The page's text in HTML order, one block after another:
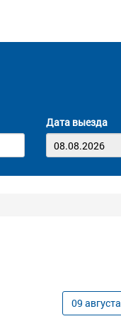
Дата выезда
09 августа